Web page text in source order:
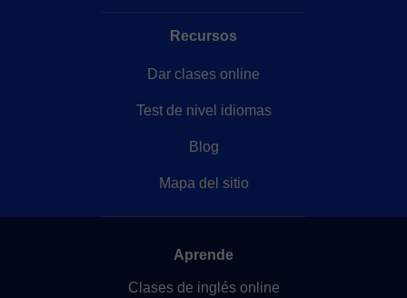
Recursos
Dar clases online
Test de nivel idiomas
Blog
Mapa del sitio
Aprende
Clases de inglés online